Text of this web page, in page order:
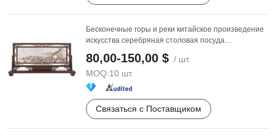
Бесконечные горы и реки китайское произведение
искусства серебряная столовая посуда
80,00-150,00 $ / шт.
MOQ:10 шт.
Связаться с Поставщиком